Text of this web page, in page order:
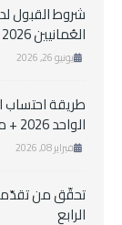
شروط القبول
العُمانيين 2026 | القرار الوزاري 155/2026
يونيو 26, 2026
طريقة احتساب
الواحد 2026 + مثال تطبيقي واضح
فبراير 08, 2026
تحقّق من
الرابع